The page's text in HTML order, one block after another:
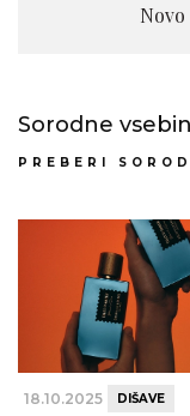
Sorodne
PREBERI
18.10.2025 DIŠAVE